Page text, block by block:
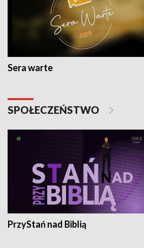
Sera warte
SPOŁECZEŃSTWO
PrzyStań nad Biblią